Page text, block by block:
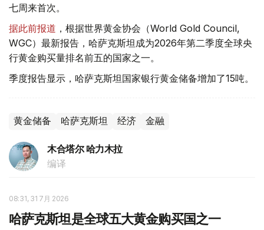
七周来首次。
据此前报道 ，根据世界黄金协会（World Gold Council,
WGC）最新报告，哈萨克斯坦成为2026年第二季度全球央
行黄金购买量排名前五的国家之一。
季度报告显示，哈萨克斯坦国家银行黄金储备增加了15吨。
黄金储备 哈萨克斯坦 经济 金融
木合塔尔 哈力木拉
编译
08:31, 31 7月 2026
哈萨克斯坦是全球五大黄金购买国之一